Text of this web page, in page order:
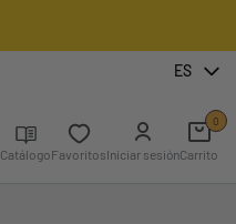
ES
CatálogoFavoritosIniciar sesiónCarrito
0